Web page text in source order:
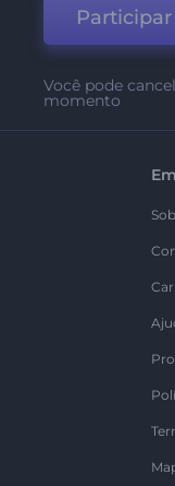
Participar
Você pode
momento